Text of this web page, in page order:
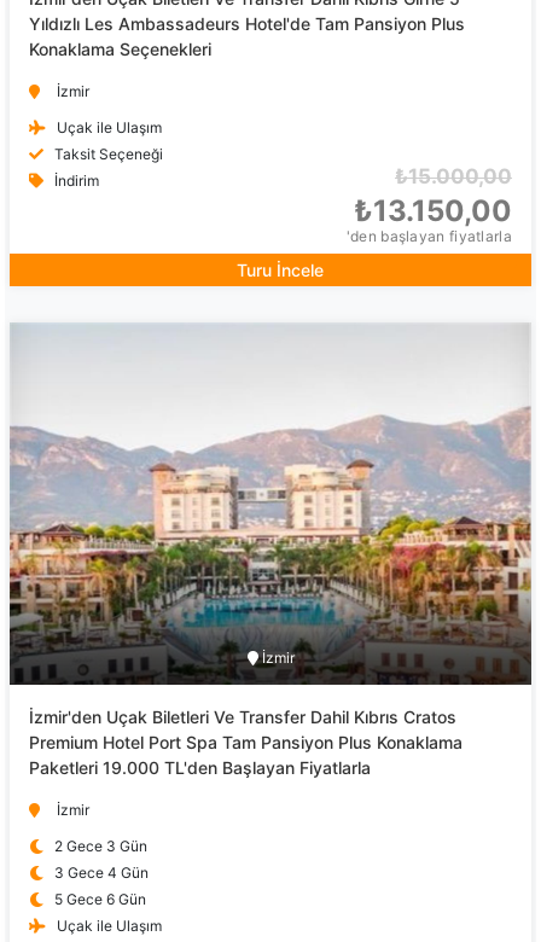
Yıldızlı Les Ambassadeurs Hotel'de Tam Pansiyon Plus
Konaklama Seçenekleri
İzmir
Uçak ile Ulaşım
Taksit Seçeneği
İndirim
₺15.000,00
₺13.150,00
'den başlayan fiyatlarla
Turu İncele
İzmir
İzmir'den Uçak Biletleri Ve Transfer Dahil Kıbrıs Cratos
Premium Hotel Port Spa Tam Pansiyon Plus Konaklama
Paketleri 19.000 TL'den Başlayan Fiyatlarla
İzmir
2 Gece 3 Gün
3 Gece 4 Gün
5 Gece 6 Gün
Uçak ile Ulaşım